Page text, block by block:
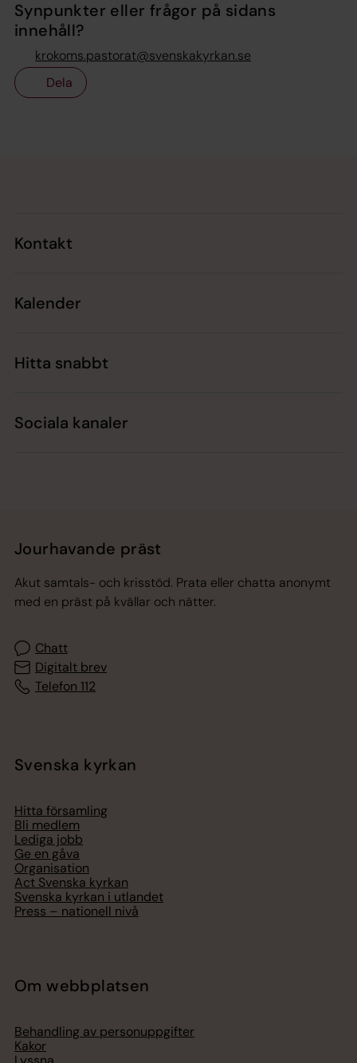
Synpunkter eller frågor på sidans
innehåll?
krokoms.pastorat@svenskakyrkan.se
Dela
Kontakt
Kalender
Hitta snabbt
Sociala kanaler
Jourhavande präst
Akut samtals- och krisstöd. Prata eller chatta anonymt
med en präst på kvällar och nätter.
Chatt
Digitalt brev
Telefon 112
Svenska kyrkan
Hitta församling
Bli medlem
Lediga jobb
Ge en gåva
Organisation
Act Svenska kyrkan
Svenska kyrkan i utlandet
Press – nationell nivå
Om webbplatsen
Behandling av personuppgifter
Kakor